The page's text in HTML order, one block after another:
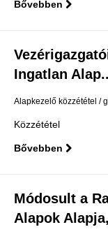
Bővebben
Ingatlan
Alapkezelő közzététel
Közzététel
Bővebben
Módosult a
Alapok